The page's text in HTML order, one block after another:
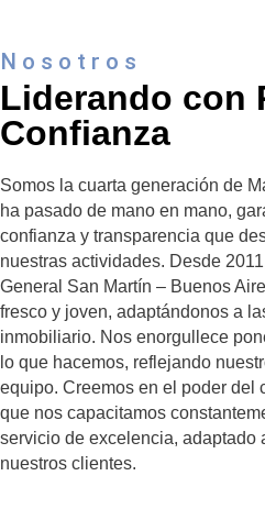
Nosotros
Liderando con
Confianza
Somos la cuarta generación de
ha pasado de mano en mano,
confianza y transparencia que
nuestras actividades. Desde
General San Martín – Buenos
fresco y joven, adaptándonos a
inmobiliario. Nos enorgullece
lo que hacemos, reflejando
equipo. Creemos en el poder del
que nos capacitamos
servicio de excelencia, adaptado
nuestros clientes.